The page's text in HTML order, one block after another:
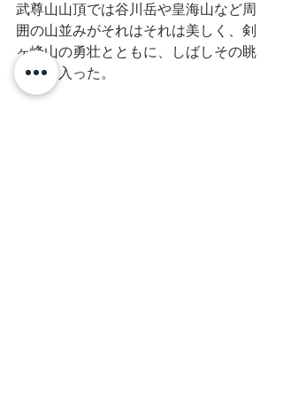
武尊山山頂では谷川岳や皇海山など周
囲の山並みがそれはそれは美しく、剣
ヶ峰山の勇壮とともに、しばしその眺
めに見入った。